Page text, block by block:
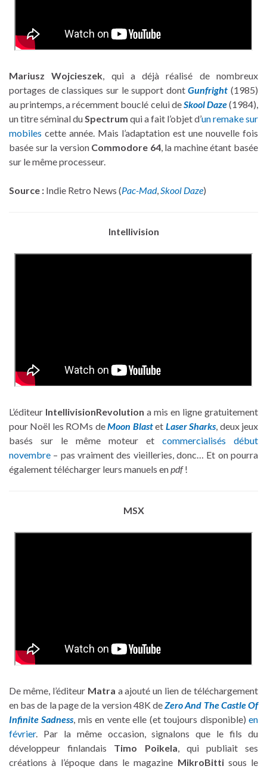
Mariusz Wojcieszek, qui a déjà réalisé de nombreux
portages de classiques sur le support dontGunfright (1985)
au printemps, a récemment bouclé celui deSkool Daze(1984),
un titre séminal duSpectrum qui a fait l’objet d’un remake sur
mobiles cette année. Mais l’adaptation est une nouvelle fois
basée sur la version Commodore 64, la machine étant basée
sur le même processeur.
Source : Indie Retro News (Pac-Mad,Skool Daze)
Intellivision
L’éditeur IntellivisionRevolution a mis en ligne gratuitement
pour Noël les ROMs deMoon Blastet Laser Sharks, deux jeux
basés sur le même moteur et commercialisés début
novembre – pas vraiment des vieilleries, donc… Et on pourra
également télécharger leurs manuels enpdf!
MSX
De même, l’éditeur Matra a ajouté un lien de téléchargement
en bas de la page de la version 48K deZero And The Castle Of
Infinite Sadness, mis en vente elle (et toujours disponible)en
février. Par la même occasion, signalons que le fils du
développeur finlandais Timo Poikela, qui publiait ses
créations à l’époque dans le magazine MikroBittisous le